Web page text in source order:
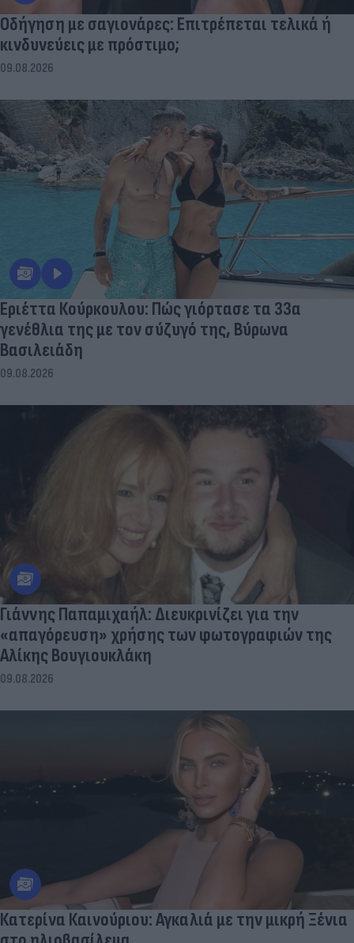
Οδήγηση με σαγιονάρες: Επιτρέπεται τελικά ή
κινδυνεύεις με πρόστιμο;
09.08.2026
Εριέττα Κούρκουλου: Πώς γιόρτασε τα 33α
γενέθλια της με τον σύζυγό της, Βύρωνα
Βασιλειάδη
09.08.2026
Γιάννης Παπαμιχαήλ: Διευκρινίζει για την
«απαγόρευση» χρήσης των φωτογραφιών της
Αλίκης Βουγιουκλάκη
09.08.2026
Κατερίνα Καινούριου: Αγκαλιά με την μικρή Ξένια